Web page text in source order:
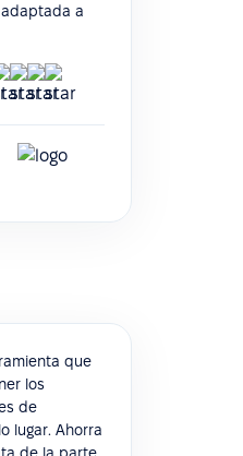
a
que
los
de
lugar. Ahorra
de la parte